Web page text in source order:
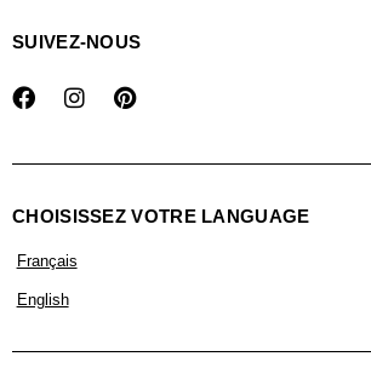
SUIVEZ-NOUS
CHOISISSEZ VOTRE LANGUAGE
Français
English